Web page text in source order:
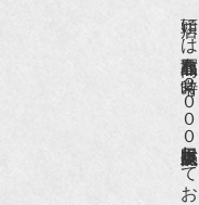
店頭には買取商品を常時２０００点以上展示販売しており、